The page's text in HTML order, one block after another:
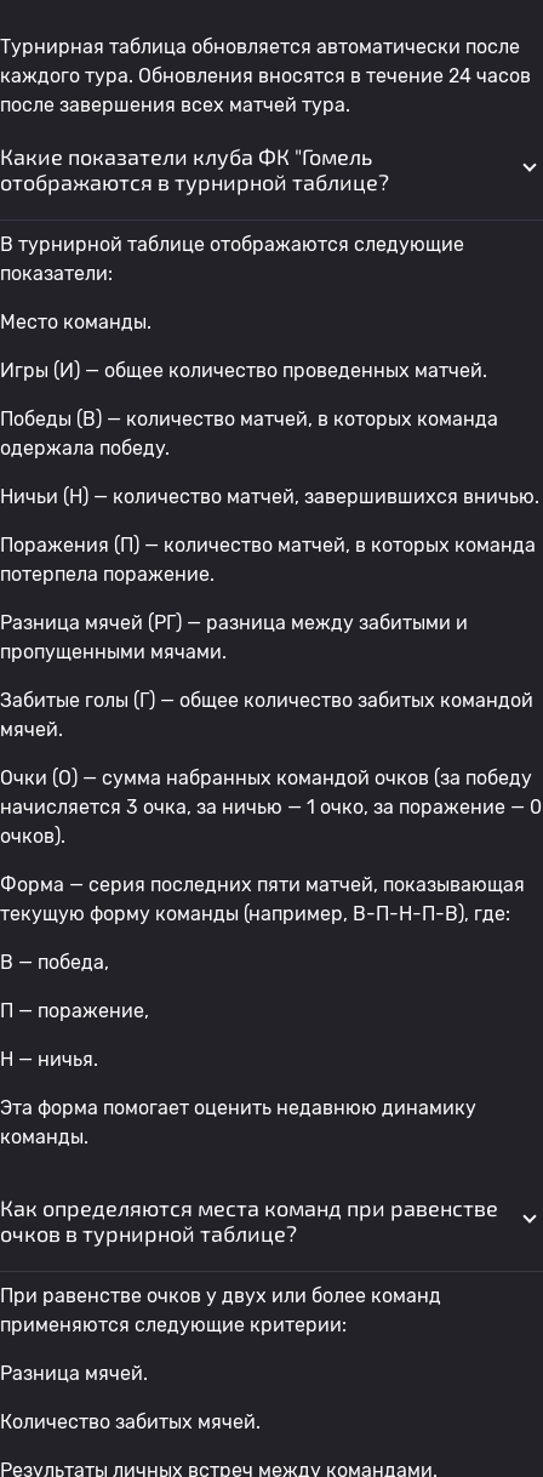
Турнирная таблица обновляется автоматически после
каждого тура. Обновления вносятся в течение 24 часов
после завершения всех матчей тура.
Какие показатели клуба ФК "Гомель
отображаются в турнирной таблице?
В турнирной таблице отображаются следующие
показатели:
Место команды.
Игры (И) — общее количество проведенных матчей.
Победы (В) — количество матчей, в которых команда
одержала победу.
Ничьи (Н) — количество матчей, завершившихся вничью.
Поражения (П) — количество матчей, в которых команда
потерпела поражение.
Разница мячей (РГ) — разница между забитыми и
пропущенными мячами.
Забитые голы (Г) — общее количество забитых командой
мячей.
Очки (О) — сумма набранных командой очков (за победу
начисляется 3 очка, за ничью — 1 очко, за поражение — 0
очков).
Форма — серия последних пяти матчей, показывающая
текущую форму команды (например, В-П-Н-П-В), где:
В — победа,
П — поражение,
Н — ничья.
Эта форма помогает оценить недавнюю динамику
команды.
Как определяются места команд при равенстве
очков в турнирной таблице?
При равенстве очков у двух или более команд
применяются следующие критерии:
Разница мячей.
Количество забитых мячей.
Результаты личных встреч между командами.